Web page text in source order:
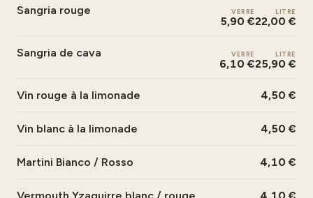
Sangria rouge VERRE
5,90 €
LITRE
22,00 €
Sangria de cava VERRE
6,10 €
LITRE
25,90 €
Vin rouge à la limonade 4,50
Vin blanc à la limonade 4,50
Martini Bianco / Rosso 4,10